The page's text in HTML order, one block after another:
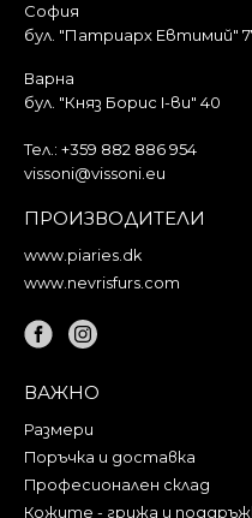
София
бул. "Патриарх Евтимий"
Варна
бул. "Княз Борис I-ви" 40
Тел.: +359 882 886 954
vissoni@vissoni.eu
ПРОИЗВОДИТЕЛИ
www.piaries.dk
www.nevrisfurs.com
ВАЖНО
Размери
Поръчка и доставка
Професионален склад
Кожите - грижа и